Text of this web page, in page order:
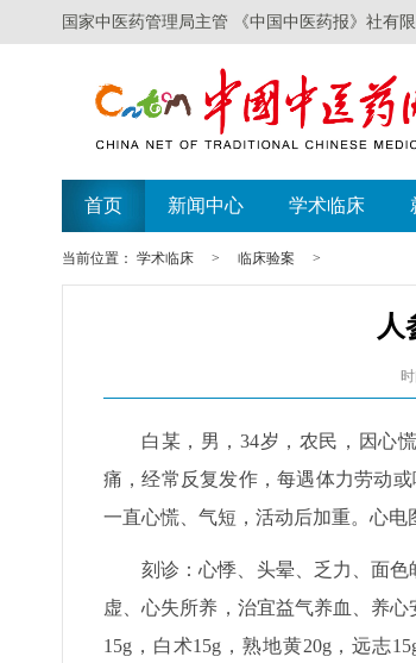
国家中医药管理局主管 《中国中医药报》社有
首页 新闻中心 学术临床
当前位置： 学术临床 > 临床验案 >
人
白某，男，34岁，农民，因心
痛，经常反复发作，每遇体力劳动
一直心慌、气短，活动后加重。心电
刻诊：心悸、头晕、乏力、面
虚、心失所养，治宜益气养血、养
15g，白术15g，熟地黄20g，远志